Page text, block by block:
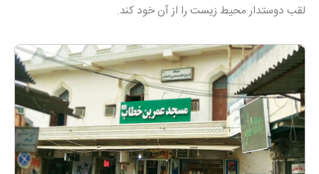
لقب دوستدار محیط زیست را از آن خود کند.